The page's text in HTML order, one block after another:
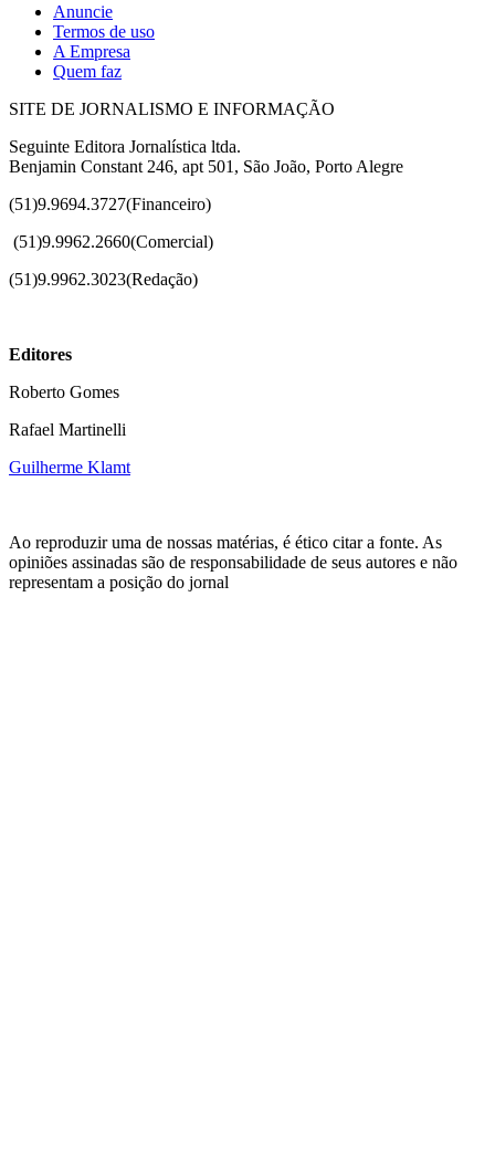
Anuncie
Termos de uso
A Empresa
Quem faz
SITE DE JORNALISMO E INFORMAÇÃO
Seguinte Editora Jornalística ltda.
Benjamin Constant 246, apt 501, São João, Porto Alegre
(51)9.9694.3727(Financeiro)
(51)9.9962.2660(Comercial)
(51)9.9962.3023(Redação)
Editores
Roberto Gomes
Rafael Martinelli
Guilherme Klamt
Ao reproduzir uma de nossas matérias, é ético citar a fonte. As
opiniões assinadas são de responsabilidade de seus autores e não
representam a posição do jornal